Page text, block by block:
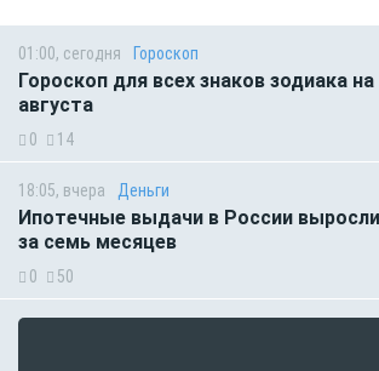
01:00, сегодня Гороскоп
Гороскоп для всех знаков зодиака
августа
0 14
18:05, вчера Деньги
Ипотечные выдачи в России выросли
за семь месяцев
0 50